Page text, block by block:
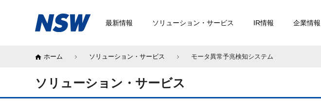
最新情報 ソリューション・サービス IR情報 企業情報
ホーム ソリューション・サービス モータ異常予兆検知システム
ソリューション・サービス